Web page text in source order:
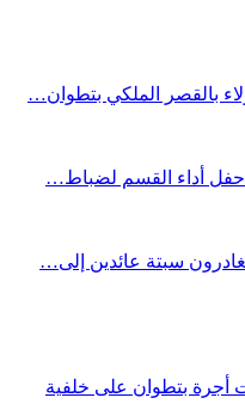
بالقصر الملكي بتطوان…
أداء القسم لضباط…
سبتة عائدين إلى…
أجرة بتطوان على خلفية